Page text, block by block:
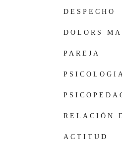
DESPECHO
DOLORS
PAREJA
RELACIÓN
ACTITUD